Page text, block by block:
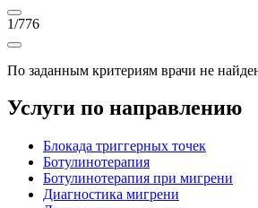
1/776
По заданным критериям врачи не
Услуги по направлению
Блокада триггерных точек
Ботулинотерапия
Ботулинотерапия при мигрени
Диагностика мигрени